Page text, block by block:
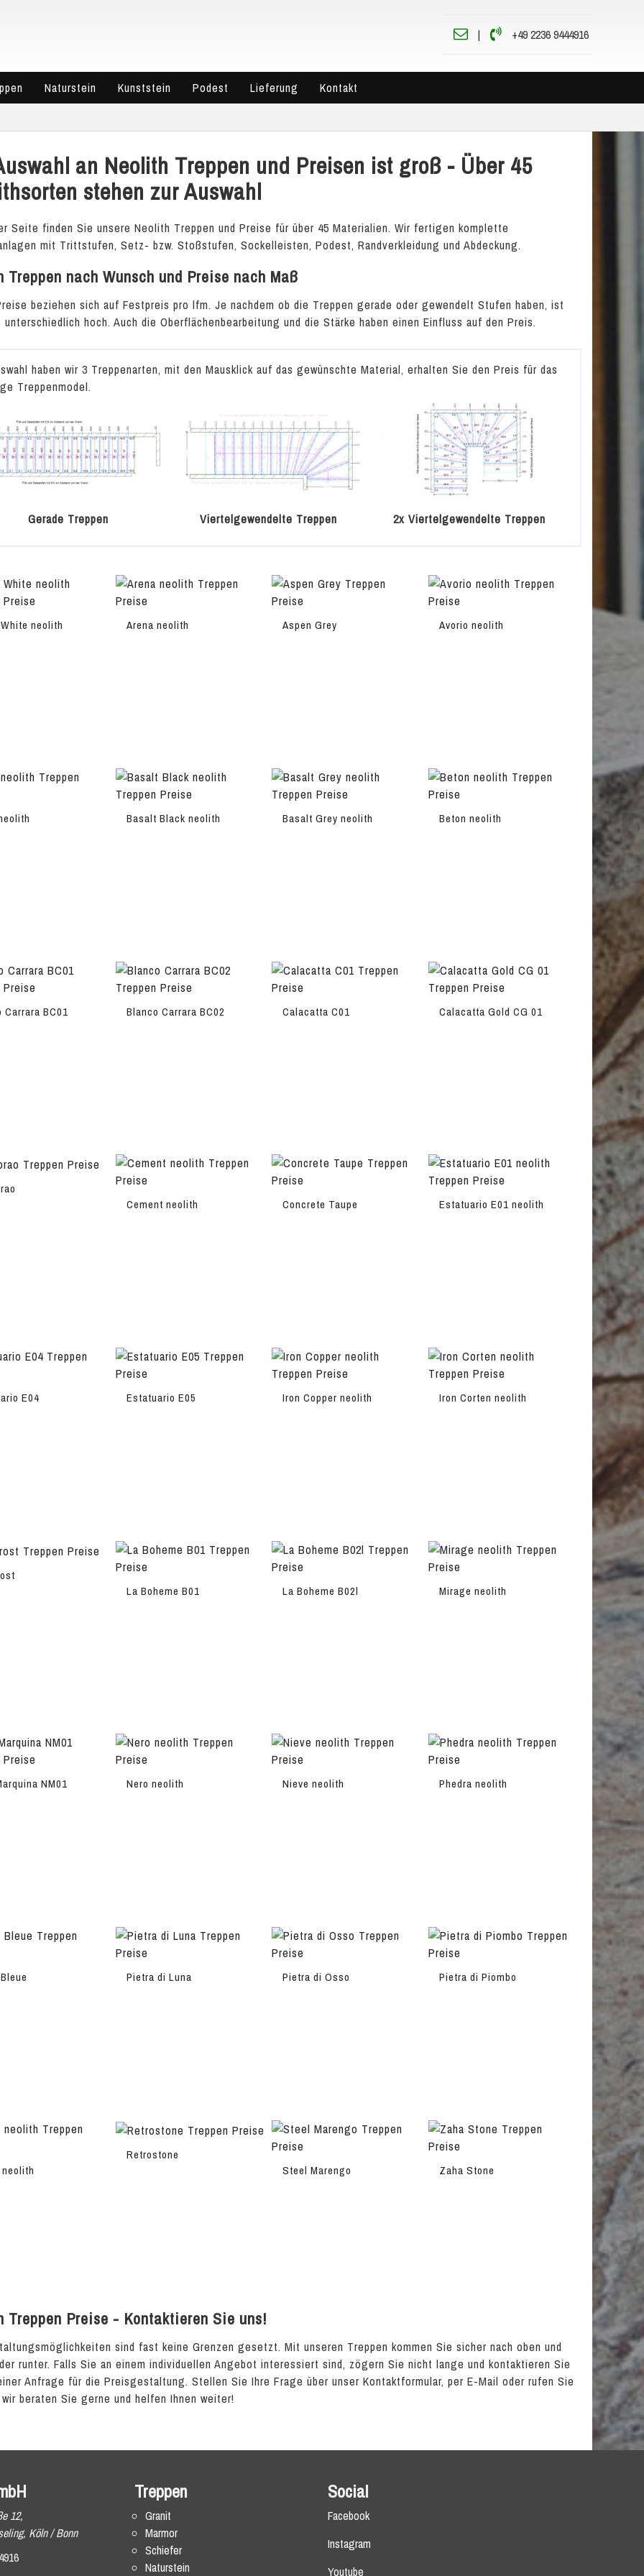
| +49 2236 9444916
Naturstein Kunststein Podest Lieferung Kontakt
an Neolith Treppen und Preisen ist groß - Über 45
stehen zur Auswahl
Seite finden Sie unsere Neolith Treppen und Preise für über 45 Materialien. Wir fertigen komplette
mit Trittstufen, Setz- bzw. Stoßstufen, Sockelleisten, Podest, Randverkleidung und Abdeckung.
Treppen nach Wunsch und Preise nach Maß
beziehen sich auf Festpreis pro lfm. Je nachdem ob die Treppen gerade oder gewendelt Stufen haben, ist
unterschiedlich hoch. Auch die Oberflächenbearbeitung und die Stärke haben einen Einfluss auf den Preis.
haben wir 3 Treppenarten, mit den Mausklick auf das gewünschte Material, erhalten Sie den Preis für das
Treppenmodel.
Gerade Treppen Viertelgewendelte Treppen 2x Viertelgewendelte Treppen
neolith Arena neolith Aspen Grey Avorio neolith
Basalt Black neolith Basalt Grey neolith Beton neolith
Carrara BC01 Blanco Carrara BC02 Calacatta C01 Calacatta Gold CG 01
Cement neolith
Concrete Taupe Estatuario E01 neolith
E04 Estatuario E05 Iron Copper neolith Iron Corten neolith
La Boheme B01
La Boheme B02l Mirage neolith
NM01 Nero neolith Nieve neolith Phedra neolith
Pietra di Luna Pietra di Osso Pietra di Piombo
Retrostone
Steel Marengo
Zaha Stone
Treppen Preise - Kontaktieren Sie uns!
sind fast keine Grenzen gesetzt. Mit unseren Treppen kommen Sie sicher nach oben und
runter. Falls Sie an einem individuellen Angebot interessiert sind, zögern Sie nicht lange und kontaktieren Sie
Anfrage für die Preisgestaltung. Stellen Sie Ihre Frage über unser Kontaktformular, per E-Mail oder rufen Sie
beraten Sie gerne und helfen Ihnen weiter!
12,
Köln / Bonn
Treppen
Granit
Marmor
Schiefer
Naturstein
Social
Facebook
Instagram
Youtube